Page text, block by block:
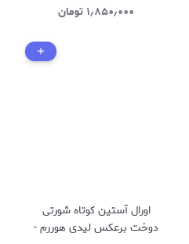
۱٫۸۵۰٫۰۰۰ تومان
اورال آستین کوتاه شورتی
دوخت برعکس لیدی هوررم -